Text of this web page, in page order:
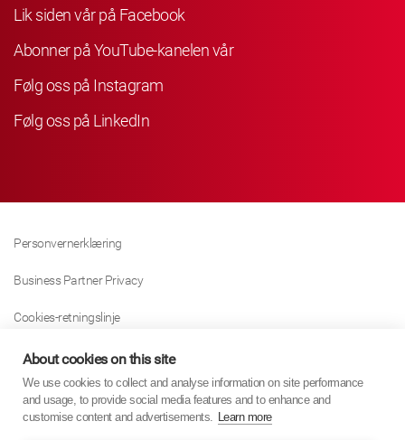
Lik siden vår på Facebook
Abonner på YouTube-kanelen vår
Følg oss på Instagram
Følg oss på LinkedIn
Personvernerklæring
Business Partner Privacy
Cookies-retningslinje
Modern Slavery Act Policy
Tax Strategy
About cookies on this site
We use cookies to collect and analyse information on site performance
and usage, to provide social media features and to enhance and
customise content and advertisements. Learn more